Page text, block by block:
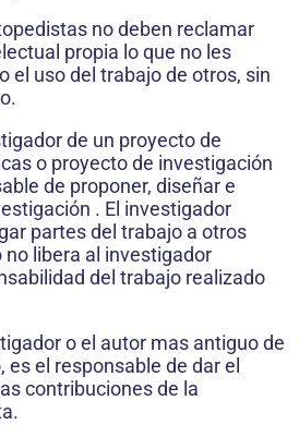
no deben reclamar
propia lo que no les
el uso del trabajo de otros, sin
de un proyecto de
o proyecto de investigación
de proponer, diseñar e
. El investigador
partes del trabajo a otros
libera al investigador
del trabajo realizado
o el autor mas antiguo de
el responsable de dar el
contribuciones de la